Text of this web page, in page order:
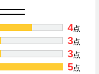
4点
3点
3点
5点